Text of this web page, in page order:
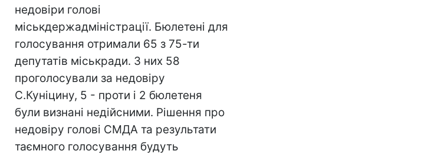
недовіри голові
міськдержадміністрації. Бюлетені для
голосування отримали 65 з 75-ти
депутатів міськради. З них 58
проголосували за недовіру
С.Куніцину, 5 - проти і 2 бюлетеня
були визнані недійсними. Рішення про
недовіру голові СМДА та результати
таємного голосування будуть